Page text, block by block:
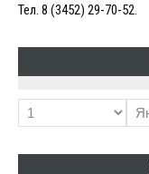
Тел. 8 (3452) 29-70-52.